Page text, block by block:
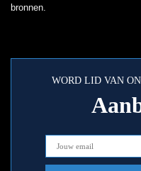
bronnen.
WORD LID VAN